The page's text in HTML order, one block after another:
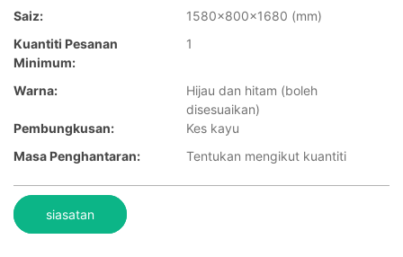
Saiz:
1580x800x1680 (mm)
Kuantiti Pesanan
Minimum:
1
Warna:
Hijau dan hitam (boleh
disesuaikan)
Pembungkusan:
Kes kayu
Masa Penghantaran:
Tentukan mengikut kuantiti
siasatan